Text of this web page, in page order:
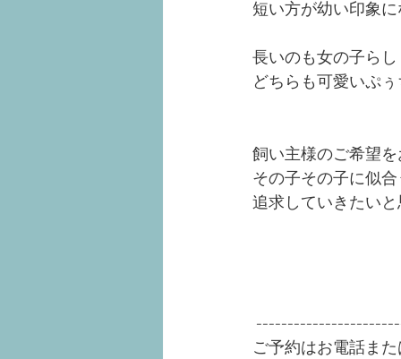
短い方が幼い印象
長いのも女の子らし
どちらも可愛いぷ
飼い主様のご希望
その子その子に似
追求していきたい
ご予約はお電話また